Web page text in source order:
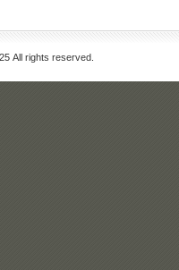
All rights reserved.